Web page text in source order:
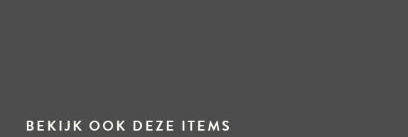
BEKIJK OOK DEZE ITEMS